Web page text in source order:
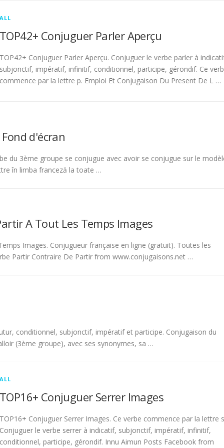
ALL
TOP42+ Conjuguer Parler Aperçu
TOP42+ Conjuguer Parler Aperçu. Conjuguer le verbe parler à
subjonctif, impératif, infinitif, conditionnel, participe, gérondif. Ce
commence par la lettre p. Emploi Et Conjugaison Du Present De L …
d'écran
du 3ème groupe se conjugue avec avoir se conjugue sur le
în limba franceză la toate …
A Tout Les Temps Images
Images. Conjugueur française en ligne (gratuit). Toutes les
Partir Contraire De Partir from www.conjugaisons.net …
conditionnel, subjonctif, impératif et participe. Conjugaison du
(3ème groupe), avec ses synonymes, sa …
ALL
TOP16+ Conjuguer Serrer Images
TOP16+ Conjuguer Serrer Images. Ce verbe commence par la lettre
Conjuguer le verbe serrer à indicatif, subjonctif, impératif, infinitif,
conditionnel, participe, gérondif. Innu Aimun Posts Facebook from